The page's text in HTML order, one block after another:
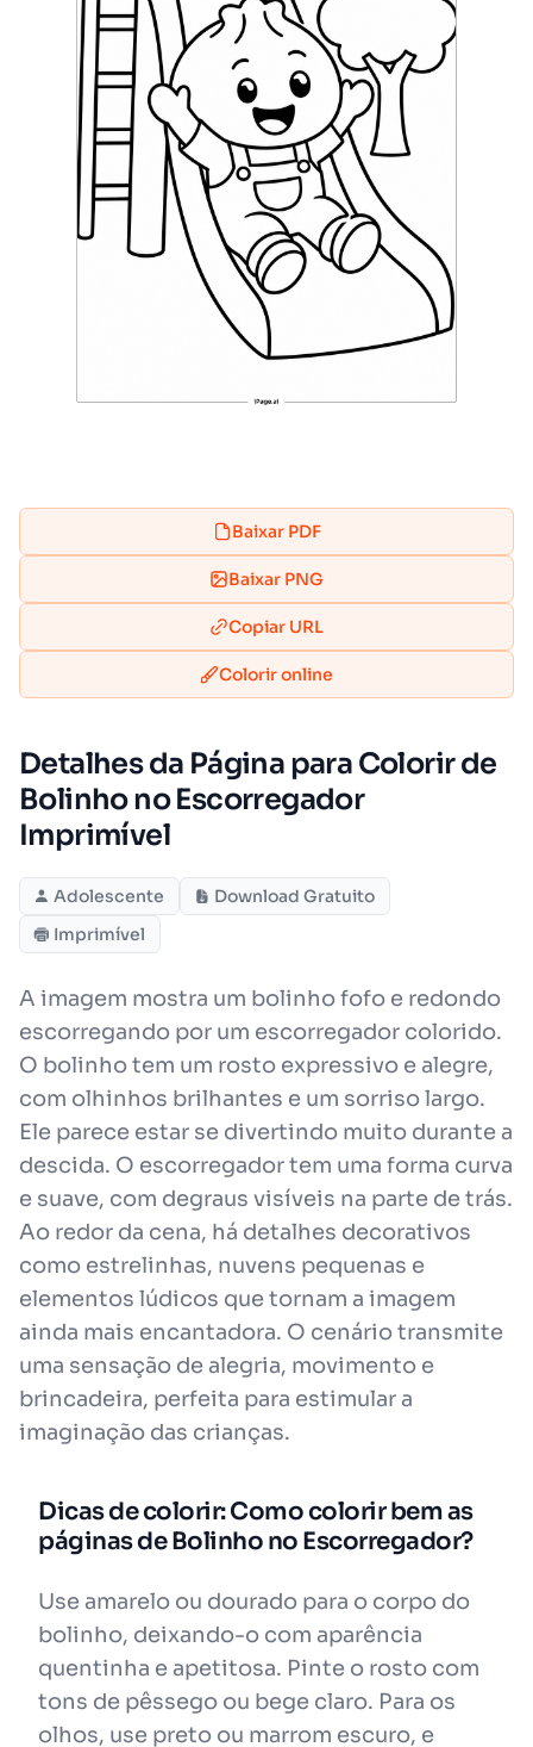
Baixar PDF
Baixar PNG
Copiar URL
Colorir online
Detalhes da Página para Colorir de
Bolinho no Escorregador
Imprimível
Adolescente
Download Gratuito
Imprimível
A imagem mostra um bolinho fofo e redondo
escorregando por um escorregador colorido.
O bolinho tem um rosto expressivo e alegre,
com olhinhos brilhantes e um sorriso largo.
Ele parece estar se divertindo muito durante a
descida. O escorregador tem uma forma curva
e suave, com degraus visíveis na parte de trás.
Ao redor da cena, há detalhes decorativos
como estrelinhas, nuvens pequenas e
elementos lúdicos que tornam a imagem
ainda mais encantadora. O cenário transmite
uma sensação de alegria, movimento e
brincadeira, perfeita para estimular a
imaginação das crianças.
Dicas de colorir: Como colorir bem as
páginas de Bolinho no Escorregador?
Use amarelo ou dourado para o corpo do
bolinho, deixando-o com aparência
quentinha e apetitosa. Pinte o rosto com
tons de pêssego ou bege claro. Para os
olhos, use preto ou marrom escuro, e